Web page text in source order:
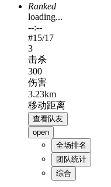
Ranked
loading...
--:--
#15/17
3
击杀
300
伤害
3.23km
移动距离
查看队友
open
全场排名
团队统计
综合